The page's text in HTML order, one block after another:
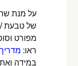
על מנת
של טבעת /
מפורט
ראו:
במידה